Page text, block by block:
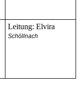
Leitung: Elvira
Schöllnach